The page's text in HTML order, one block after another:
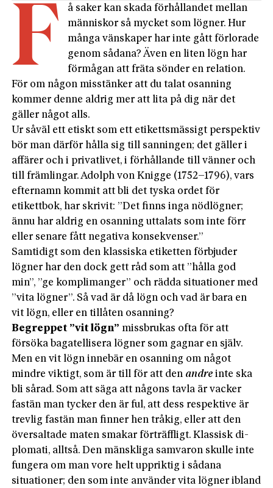
F
å saker kan skada förhållandet mellan
människor så mycket som lögner. Hur
många vänskaper har inte gått förlorade
genom sådana? Även en liten lögn har
förmågan att fräta sönder en relation.
För om någon misstänker att du talat osanning
kommer denne aldrig mer att lita på dig när det
gäller något alls.
Ur såväl ett etiskt som ett etikettsmässigt perspektiv
bör man därför hålla sig till sanningen; det gäller i
affärer och i privatlivet, i förhållande till vänner och
till främlingar. Adolph von Knigge (1752–1796), vars
efternamn kommit att bli det tyska ordet för
etikettbok, har skrivit: ”Det finns inga nödlögner;
ännu har aldrig en osanning uttalats som inte förr
eller senare fått negativa konsekvenser.”
Samtidigt som den klassiska etiketten förbjuder
lögner har den dock gett råd som att ”hålla god
min”, ”ge kompli­mang­er” och rädda situationer med
”vita lögner”. Så vad är då lögn och vad är bara en
vit lögn, eller en tillåten osanning?
Begreppet ”vit lögn” missbrukas ofta för att
försöka bagatellisera lögner som gagnar en själv.
Men en vit lögn innebär en osanning om något
mindre viktigt, som är till för att den andre inte ska
bli sårad. Som att säga att någons tavla är vacker
fastän man tycker den är ful, att dess respektive är
trevlig fastän man finner hen tråkig, eller att den
översaltade maten smakar förträffligt. Klassisk di­
plomati, alltså. Den mänskliga samvaron skulle inte
fungera om man vore helt uppriktig i sådana
situationer; den som inte använder vita lögner ibland